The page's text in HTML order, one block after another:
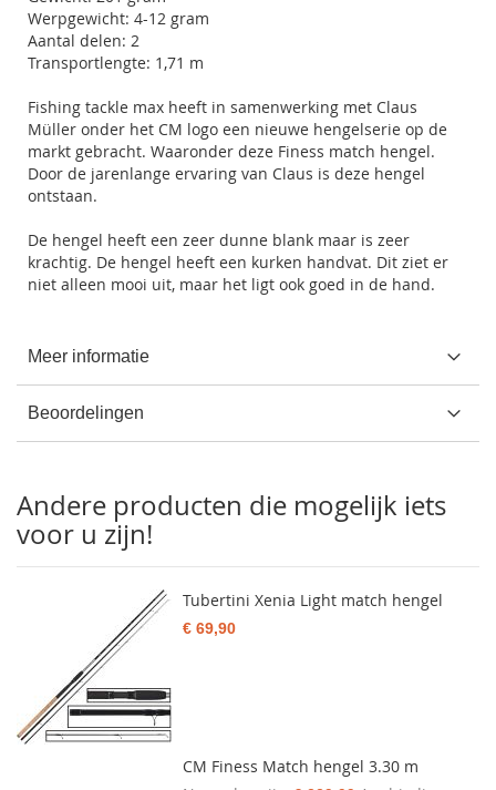
Werpgewicht: 4-12 gram
Aantal delen: 2
Transportlengte: 1,71 m
Fishing tackle max heeft in samenwerking met Claus
Müller onder het CM logo een nieuwe hengelserie op de
markt gebracht. Waaronder deze Finess match hengel.
Door de jarenlange ervaring van Claus is deze hengel
ontstaan.
De hengel heeft een zeer dunne blank maar is zeer
krachtig. De hengel heeft een kurken handvat. Dit ziet er
niet alleen mooi uit, maar het ligt ook goed in de hand.
Meer informatie
Beoordelingen
Andere producten die mogelijk iets
voor u zijn!
Tubertini Xenia Light match hengel
€ 69,90
CM Finess Match hengel 3.30 m